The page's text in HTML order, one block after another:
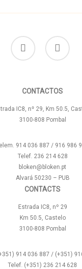
facebook instagram
CONTACTOS
IC8, nº 29, Km 50.5,
3100-808 Pombal
914 036 887 / 916 986
Telef. 236 214 628
bloken@bloken.pt
Alvará 50230 – PUB
CONTACTS
Estrada IC8, nº 29
Km 50.5, Castelo
3100-808 Pombal
914 036 887 / (+351)
Telef. (+351) 236 214 628